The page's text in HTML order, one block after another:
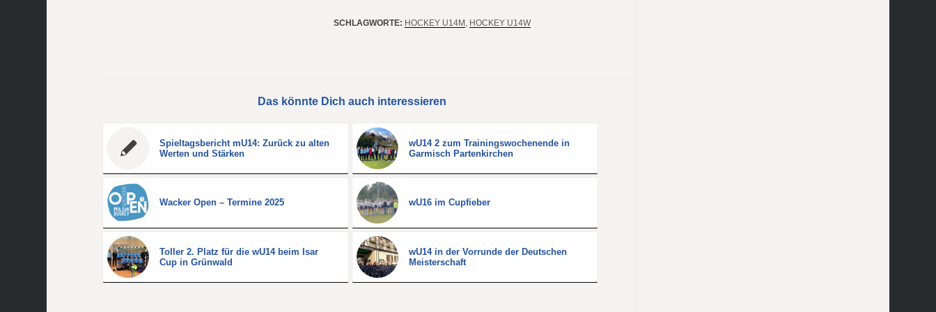
SCHLAGWORTE: HOCKEY U14M HOCKEY U14W
Das könnte Dich auch interessieren
Spieltagsbericht mU14: Zurück zu alten
Werten und Stärken
wU14 2 zum Trainingswochenende in
Garmisch Partenkirchen
Wacker Open – Termine 2025 wU16 im Cupfieber
Toller 2. Platz für die wU14 beim Isar
Cup in Grünwald
wU14 in der Vorrunde der Deutschen
Meisterschaft